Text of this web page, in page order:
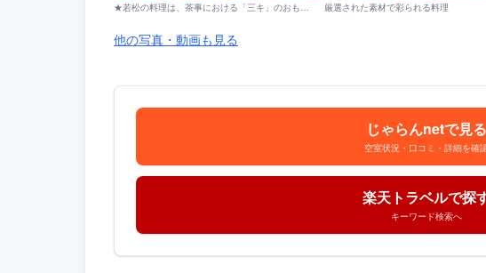
★若松の料理は、茶事における「三キ」のおもてなしの心が宿ります。 厳選された素材で彩られる料理
他の写真・動画も見る
じゃらんnetで見る
空室状況・口コミ・詳細を確
楽天トラベルで探
キーワード検索へ